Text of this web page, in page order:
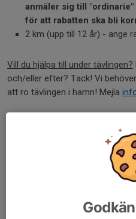
anmäler sig till
för att rabatten ska bli
2 km (upp till 12 år) - ange
Vill du hjälpa till under tävlingen?
och/eller efter? Tack! Vi
att ro tävlingen i hamn! Mejla
hoppas ska locka lika många
Mer info finns via länken nedan.
https://trailrunningsweden.se/